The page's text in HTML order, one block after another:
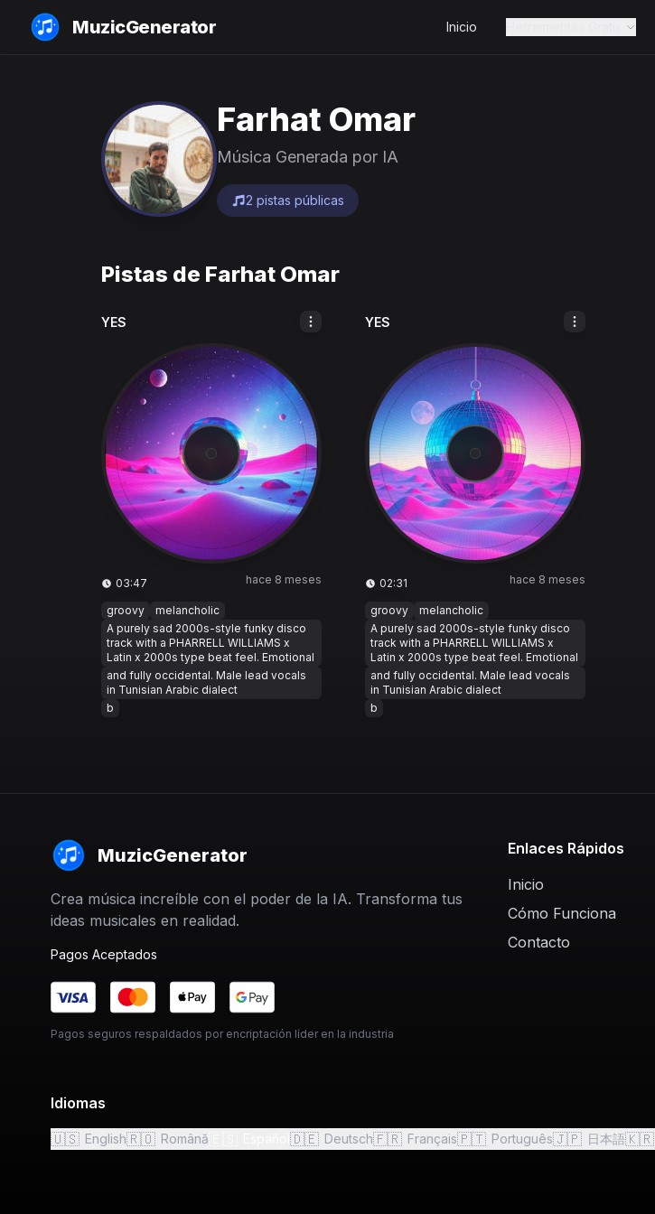
MuzicGenerator Inicio
Farhat Omar
Música Generada por IA
2 pistas públicas
Pistas de Farhat Omar
YES
03:47 hace 8 meses
groovy
melancholic
A purely sad 2000s-style funky disco
track with a PHARRELL WILLIAMS x
Latin x 2000s type beat feel. Emotional
and fully occidental. Male lead vocals
in Tunisian Arabic dialect
b
YES
02:31 hace 8 meses
groovy
melancholic
A purely sad 2000s-style funky disco
track with a PHARRELL WILLIAMS x
Latin x 2000s type beat feel. Emotional
and fully occidental. Male lead vocals
in Tunisian Arabic dialect
b
MuzicGenerator
Crea música increíble con el poder de la IA. Transforma tus
ideas musicales en realidad.
Pagos Aceptados
Pagos seguros respaldados por encriptación líder en la industria
Enlaces Rápidos
Inicio
Cómo Funciona
Contacto
Idiomas
🇺🇸 English🇷🇴 Română 🇩🇪 Deutsch🇫🇷 Français🇵🇹 Português🇯🇵 日本語🇰🇷